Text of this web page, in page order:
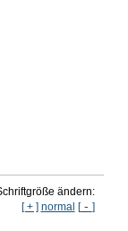
ändern:
[ + ] normal [- ]